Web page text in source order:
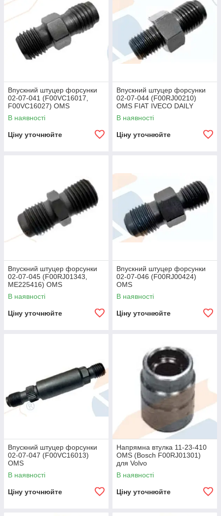
Впускний штуцер форсунки
02-07-041 (F00VC16017,
F00VC16027) OMS
В наявності
Ціну уточнюйте
Впускний штуцер форсунки
02-07-044 (F00RJ00210)
OMS FIAT IVECO DAILY
В наявності
Ціну уточнюйте
Впускний штуцер форсунки
02-07-045 (F00RJ01343,
ME225416) OMS
В наявності
Ціну уточнюйте
Впускний штуцер форсунки
02-07-046 (F00RJ00424)
OMS
В наявності
Ціну уточнюйте
Впускний штуцер форсунки
02-07-047 (F00VC16013)
OMS
В наявності
Ціну уточнюйте
Напрямна втулка 11-23-410
OMS (Bosch F00RJ01301)
для Volvo
В наявності
Ціну уточнюйте